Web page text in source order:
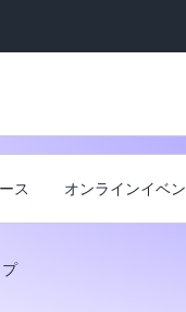
ス オンラインイベ